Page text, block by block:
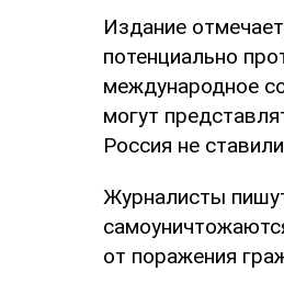
Издание
потенциально
международное
могут
Россия не
Журналисты
от поражения